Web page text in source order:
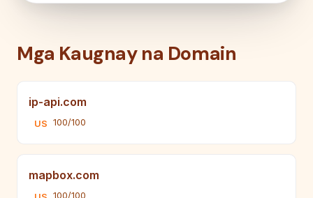
Mga Kaugnay na Domain
ip-api.com
US 100/100
mapbox.com
100/100